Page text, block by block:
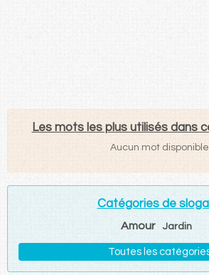
Les mots les plus utilisés dans
Aucun mot disponible
Catégories de
Amour Jardin
Toutes les